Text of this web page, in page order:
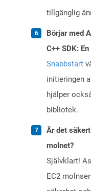
tillgänglig
Börjar med
C++ SDK:
Snabbstart
initieringen
hjälper
bibliotek.
Är det
molnet?
Självklart!
EC2